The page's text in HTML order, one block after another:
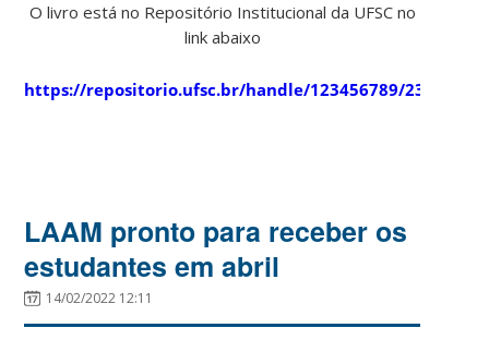
O livro está no Repositório Institucional da UFSC no
link abaixo
https://repositorio.ufsc.br/handle/123456789/232100
LAAM pronto para receber os
estudantes em abril
14/02/2022 12:11